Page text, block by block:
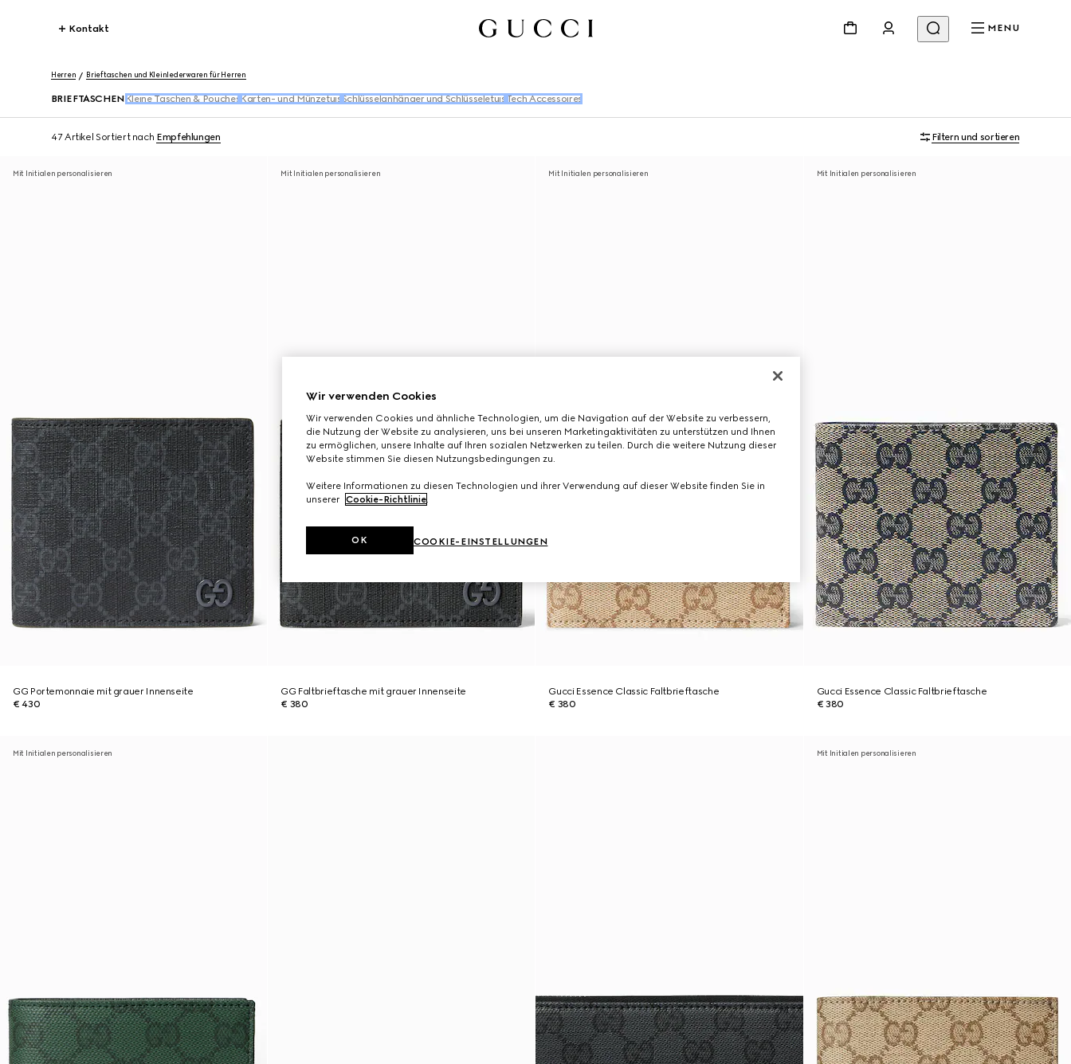
Kontakt MENU
Herren Brieftaschen und Kleinlederwaren für Herren
BRIEFTASCHEN Kleine Taschen & Pouches Karten- und Münzetuis Schlüsselanhänger und Schlüsseletuis Tech Accessoires
47 Artikel Sortiert nach Empfehlungen Filtern und sortieren
Mit Initialen personalisieren
GG Portemonnaie mit grauer Innenseite
€ 430
Mit Initialen personalisieren
GG Faltbrieftasche mit grauer Innenseite
€ 380
Mit Initialen personalisieren
Gucci Essence Classic Faltbrieftasche
€ 380
Mit Initialen personalisieren
Gucci Essence Classic Faltbrieftasche
€ 380
Mit Initialen personalisieren Mit Initialen personalisieren
Wir verwenden Cookies
Wir verwenden Cookies und ähnliche Technologien, um die Navigation auf der Website zu verbessern,
die Nutzung der Website zu analysieren, uns bei unseren Marketingaktivitäten zu unterstützen und Ihnen
zu ermöglichen, unsere Inhalte auf Ihren sozialen Netzwerken zu teilen. Durch die weitere Nutzung dieser
Website stimmen Sie diesen Nutzungsbedingungen zu.
Weitere Informationen zu diesen Technologien und ihrer Verwendung auf dieser Website finden Sie in
unserer Cookie-Richtlinie.
COOKIE-EINSTELLUNGEN
OK